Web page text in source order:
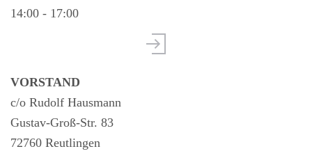
14:00 - 17:00
VORSTAND
c/o Rudolf Hausmann
Gustav-Groß-Str. 83
72760 Reutlingen